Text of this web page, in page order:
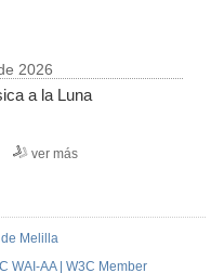
2026
a la Luna
ver más
Melilla
WAI-AA | W3C Member